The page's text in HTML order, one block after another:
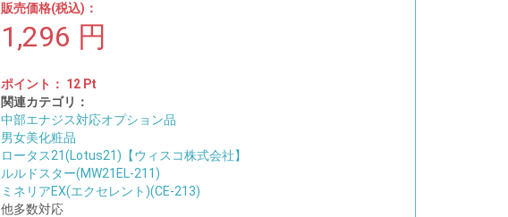
販売価格(税込)：
1,296 円
ポイント： 12 Pt
関連カテゴリ：
中部エナジス対応オプション品
男女美化粧品
ロータス21(Lotus21)【ウィスコ株式会社】
ルルドスター(MW21EL-211)
ミネリアEX(エクセレント)(CE-213)
他多数対応